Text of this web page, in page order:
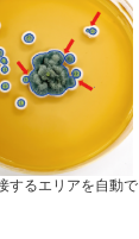
するエリアを自動で